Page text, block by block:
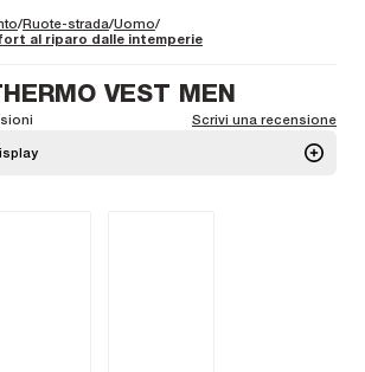
Ruote-strada Uomo
al riparo dalle intemperie
VEST MEN
Scrivi una recensione
(Polartec® Alpha®), proprietà antivento e